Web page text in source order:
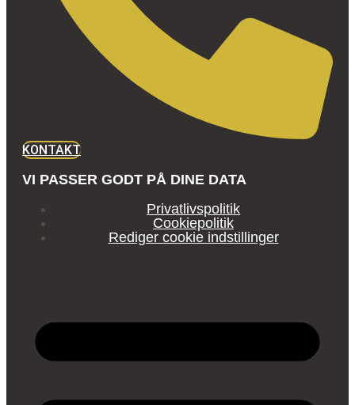
KONTAKT
VI PASSER GODT PÅ DINE DATA
Privatlivspolitik
Cookiepolitik
Rediger cookie indstillinger